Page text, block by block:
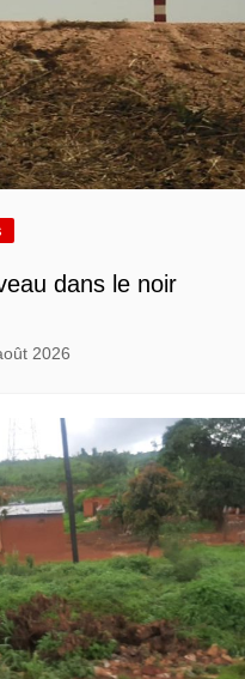
dans le noir
2026